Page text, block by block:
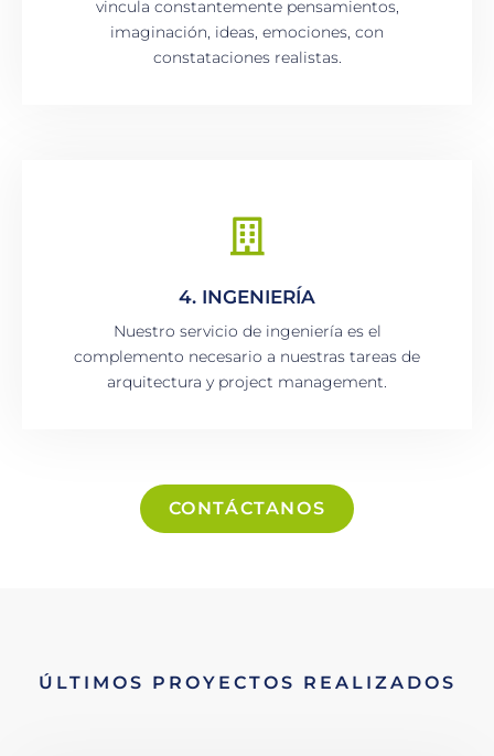
vincula constantemente pensamientos,
imaginación, ideas, emociones, con
constataciones realistas.
4. INGENIERÍA
Nuestro servicio de ingeniería es el
complemento necesario a nuestras tareas de
arquitectura y project management.
CONTÁCTANOS
ÚLTIMOS PROYECTOS REALIZADOS